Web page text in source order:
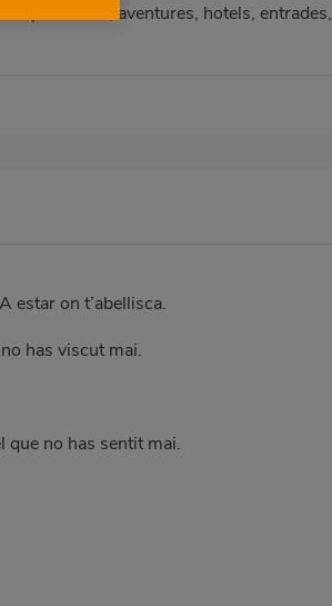
spa bellesa, aventures, hotels, entrades,
estar on t’abellisca.
has viscut mai.
que no has sentit mai.